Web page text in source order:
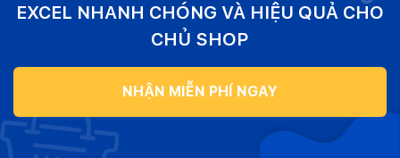
EXCEL NHANH CHÓNG VÀ HIỆU QUẢ CHO
CHỦ SHOP
NHẬN MIỄN PHÍ NGAY